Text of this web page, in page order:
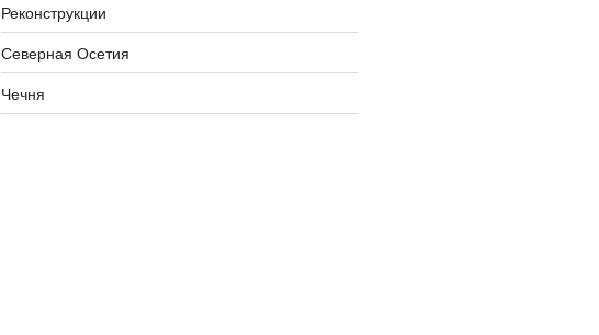
Реконструкции
Северная Осетия
Чечня